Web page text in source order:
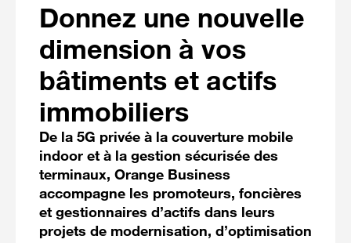
Donnez une nouvelle
dimension à vos
bâtiments et actifs
immobiliers
De la 5G privée à la couverture mobile
indoor et à la gestion sécurisée des
terminaux, Orange Business
accompagne les promoteurs, foncières
et gestionnaires d’actifs dans leurs
projets de modernisation, d’optimisation